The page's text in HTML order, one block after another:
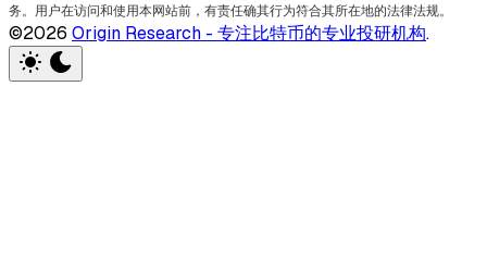
务。用户在访问和使用本网站前，有责任确其行为符合其所在地的法律法规。
©2026 Origin Research - 专注比特币的专业投研机构.